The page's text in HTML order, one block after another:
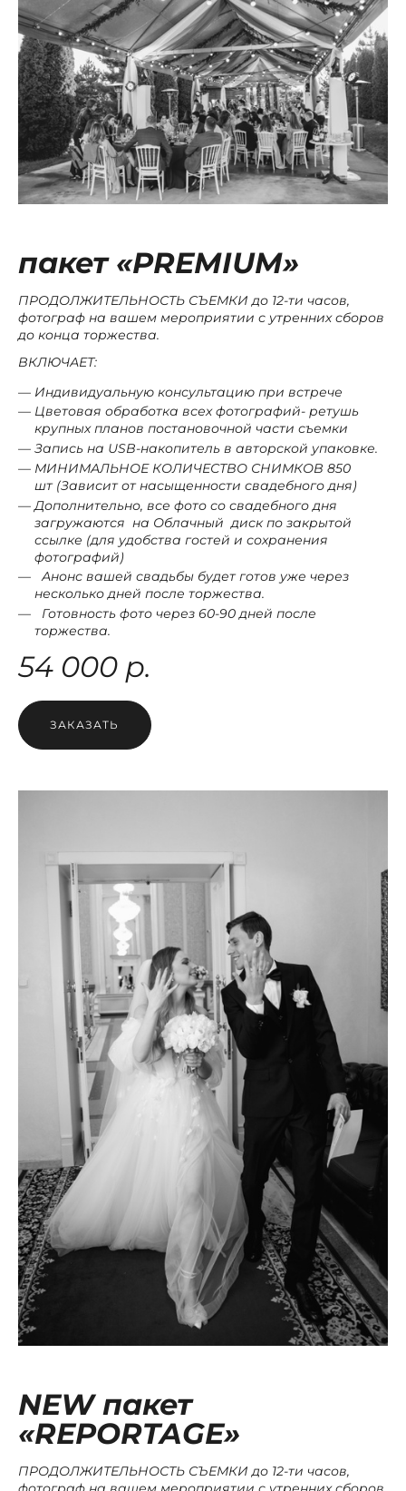
пакет «PREMIUM»
ПРОДОЛЖИТЕЛЬНОСТЬ СЪЕМКИ до 12-ти часов,
фотограф на вашем мероприятии с утренних сборов
до конца торжества.
ВКЛЮЧАЕТ:
Индивидуальную консультацию при встрече
Цветовая обработка всех фотографий- ретушь
крупных планов постановочной части съемки
Запись на USB-накопитель в авторской упаковке.
МИНИМАЛЬНОЕ КОЛИЧЕСТВО СНИМКОВ 850
шт (Зависит от насыщенности свадебного дня)
Дополнительно, все фото со свадебного дня
загружаются на Облачный диск по закрытой
ссылке (для удобства гостей и сохранения
фотографий)
Анонс вашей свадьбы будет готов уже через
несколько дней после торжества.
Готовность фото через 60-90 дней после
торжества.
54 000 р.
ЗАКАЗАТЬ
NEW пакет
«REPORTAGE»
ПРОДОЛЖИТЕЛЬНОСТЬ СЪЕМКИ до 12-ти часов,